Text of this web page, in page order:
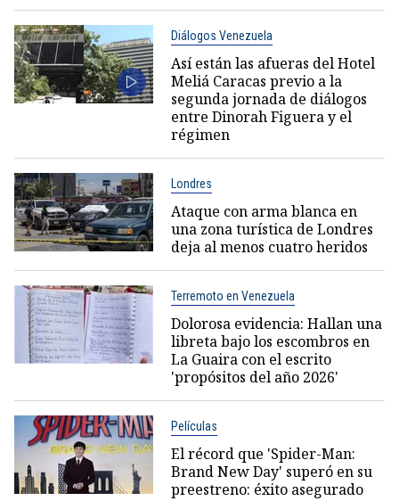
Diálogos Venezuela
Así están las afueras del Hotel
Meliá Caracas previo a la
segunda jornada de diálogos
entre Dinorah Figuera y el
régimen
Londres
Ataque con arma blanca en
una zona turística de Londres
deja al menos cuatro heridos
Terremoto en Venezuela
Dolorosa evidencia: Hallan una
libreta bajo los escombros en
La Guaira con el escrito
'propósitos del año 2026'
Películas
El récord que 'Spider-Man:
Brand New Day' superó en su
preestreno: éxito asegurado